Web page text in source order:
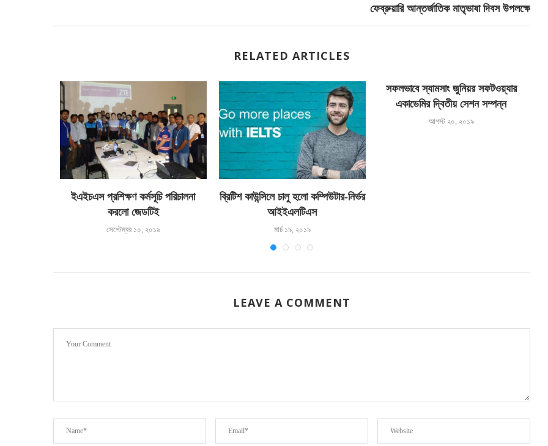
ফেব্রুয়ারি আন্তর্জাতিক মাতৃভাষা দিবস উপলক্ষে
RELATED ARTICLES
ইএইচএস প্রশিক্ষণ কর্মসূচি পরিচালনা
করলো জেডটিই
সেপ্টেম্বর ১০, ২০১৯
ব্রিটিশ কাউন্সিলে চালু হলো কম্পিউটার-নির্ভর
আইইএলটিএস
মার্চ ১৯, ২০১৯
সফলভাবে স্যামসাং জুনিয়র সফটওয়্যার
একাডেমির দ্বিতীয় সেশন সম্পন্ন
আগস্ট ২০, ২০১৯
LEAVE A COMMENT